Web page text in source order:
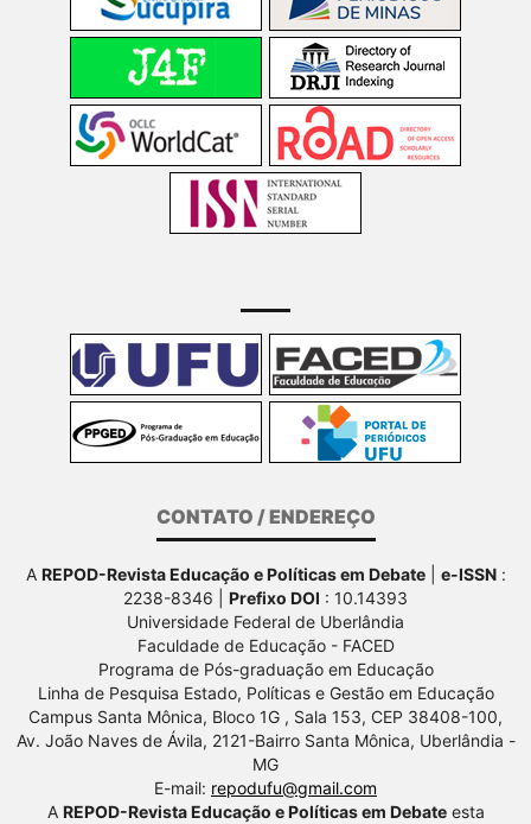
CONTATO / ENDEREÇO
A REPOD-Revista Educação e Políticas em Debate| e-ISSN:
2238-8346 | Prefixo DOI : 10.14393
Universidade Federal de Uberlândia
Faculdade de Educação - FACED
Programa de Pós-graduação em Educação
Linha de Pesquisa Estado, Políticas e Gestão em Educação
Campus Santa Mônica, Bloco 1G , Sala 153, CEP 38408-100,
Av. João Naves de Ávila, 2121-Bairro Santa Mônica, Uberlândia -
MG
E-mail: repodufu@gmail.com
A REPOD-Revista Educação e Políticas em Debateesta